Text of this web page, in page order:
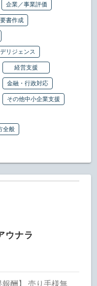
企業／事業評価
書作成
リジェンス
経営支援
金融・行政対応
その他中小企業支援
全般
ウナラ
報酬】 売り手様無